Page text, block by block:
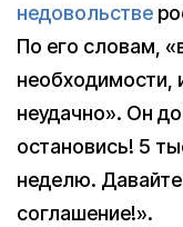
недовольстве
По его словам,
необходимости,
неудачно». Он
остановись! 5
неделю.
соглашение!».